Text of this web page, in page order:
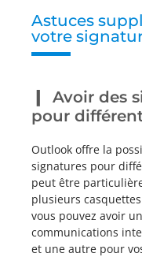
Astuces
votre
Avoir des
pour
Outlook offre la
signatures pour
peut être
plusieurs
vous pouvez avoir
communications
et une autre pour